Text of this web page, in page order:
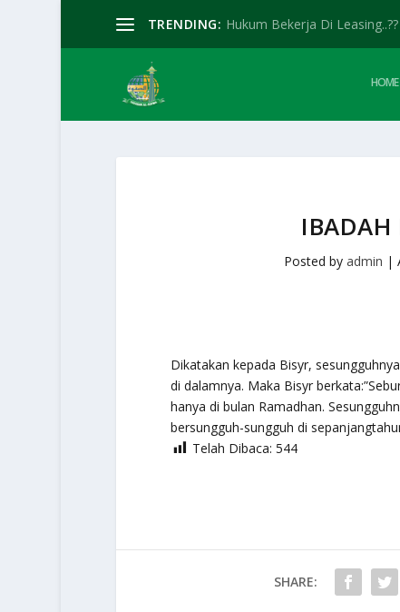
TRENDING: Hukum Bekerja Di Leasing..??
HOME
Posted by admin |
Dikatakan kepada Bisyr,
di dalamnya. Maka Bisyr
hanya di bulan Ramadhan.
bersungguh-sungguh di
Telah Dibaca: 544
SHARE: